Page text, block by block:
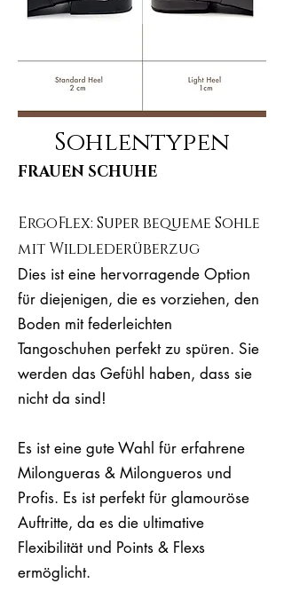
Sohlentypen
FRAUEN SCHUHE
ErgoFlex: Super bequeme Sohle
mit Wildlederüberzug
Dies ist eine hervorragende Option
für diejenigen, die es vorziehen, den
Boden mit federleichten
Tangoschuhen perfekt zu spüren. Sie
werden das Gefühl haben, dass sie
nicht da sind!
Es ist eine gute Wahl für erfahrene
Milongueras & Milongueros und
Profis. Es ist perfekt für glamouröse
Auftritte, da es die ultimative
Flexibilität und Points & Flexs
ermöglicht.